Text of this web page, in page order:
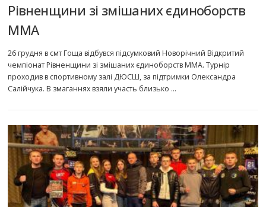
Рівненщини зі змішаних єдиноборств
ММА
26 грудня в смт Гоща відбувся підсумковий Новорічний Відкритий
чемпіонат Рівненщини зі змішаних єдиноборств ММА. Турнір
проходив в спортивному залі ДЮСШ, за підтримки Олександра
Салійчука. В змаганнях взяли участь близько …